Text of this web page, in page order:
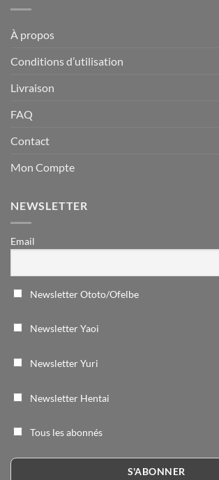
À propos
Conditions d’utilisation
Livraison
FAQ
Contact
Mon Compte
NEWSLETTER
Email
Newsletter Ototo/Ofelbe
Newsletter Yaoi
Newsletter Yuri
Newsletter Hentai
Tous les abonnés